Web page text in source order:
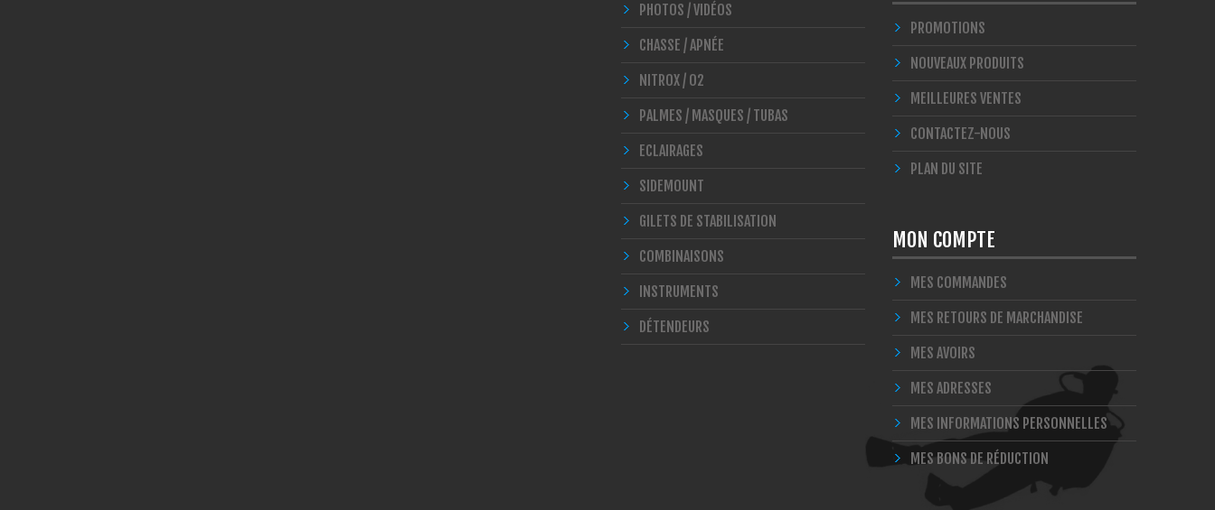
PHOTOS / VIDÉOS
CHASSE / APNÉE
NITROX / O2
PALMES / MASQUES / TUBAS
ECLAIRAGES
SIDEMOUNT
GILETS DE STABILISATION
COMBINAISONS
INSTRUMENTS
DÉTENDEURS
PROMOTIONS
NOUVEAUX PRODUITS
MEILLEURES VENTES
CONTACTEZ-NOUS
PLAN DU SITE
MON COMPTE
MES COMMANDES
MES RETOURS DE MARCHANDISE
MES AVOIRS
MES ADRESSES
MES INFORMATIONS PERSONNELLES
MES BONS DE RÉDUCTION